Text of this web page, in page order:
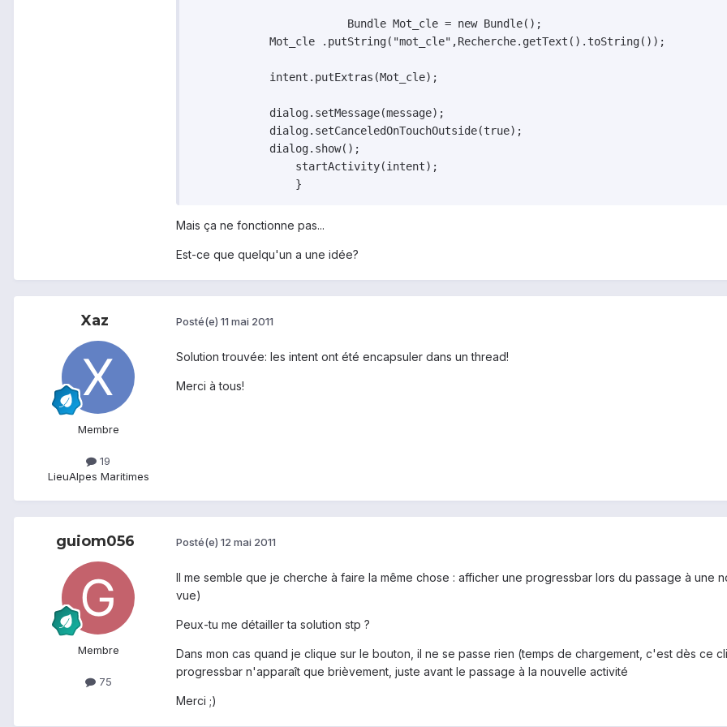
            Mot_cle .putString("mot_cle",Recherche.getText().toString());
            intent.putExtras(Mot_cle);
            dialog.setMessage(message);
            dialog.setCanceledOnTouchOutside(true);
            dialog.show();
		}
Mais ça ne fonctionne pas...
Est-ce que quelqu'un a une idée?
Xaz
Membre
19
LieuAlpes Maritimes
Posté(e) 11 mai 2011
Solution trouvée: les intent ont été encapsuler dans un thread!
Merci à tous!
guiom056
Membre
75
Posté(e) 12 mai 2011
Il me semble que je cherche à faire la même chose : afficher une progressbar lors du passage à
vue)
Peux-tu me détailler ta solution stp ?
Dans mon cas quand je clique sur le bouton, il ne se passe rien (temps de chargement, c'est dès ce
progressbar n'apparaît que brièvement, juste avant le passage à la nouvelle activité
Merci ;)